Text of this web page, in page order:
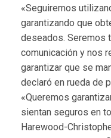
«Seguiremos
garantizando que
deseados. Seremos
comunicación y nos
garantizar que se
declaró en rueda de
«Queremos
sientan seguros en
Harewood-